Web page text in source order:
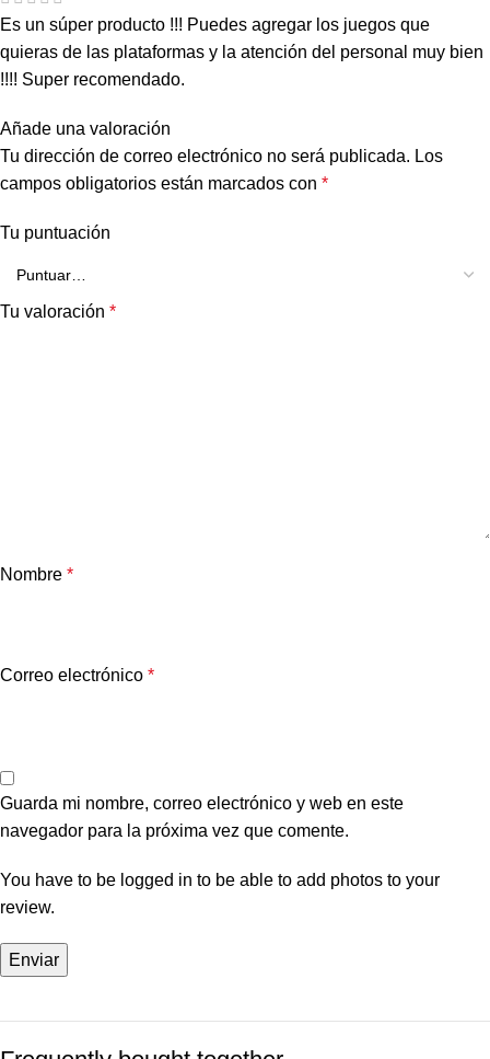
Es un súper producto !!! Puedes agregar los juegos que
quieras de las plataformas y la atención del personal muy bien
!!!! Super recomendado.
Añade una valoración
Tu dirección de correo electrónico no será publicada. Los
campos obligatorios están marcados con *
Tu puntuación
Tu valoración *
Nombre *
Correo electrónico *
Guarda mi nombre, correo electrónico y web en este
navegador para la próxima vez que comente.
You have to be logged in to be able to add photos to your
review.